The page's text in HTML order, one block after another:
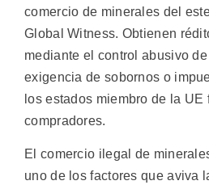
comercio de minerales del
Global Witness. Obtienen
mediante el control abusivo
exigencia de sobornos o
los estados miembro de la UE
compradores.
El comercio ilegal de
uno de los factores que aviva